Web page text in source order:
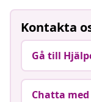
Kontakta
Gå till
Chatta med